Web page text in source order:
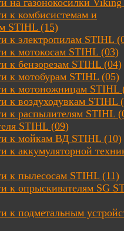
на газонокосилки
к комбисистемам и
STIHL (15)
к электропилам STIHL
к мотокосам STIHL (03)
к бензорезам STIHL (04)
к мотобурам STIHL (05)
к мотоножницам STIHL
к воздуходувкам STIHL
к распылителям STIHL
STIHL (09)
к мойкам ВД STIHL (10)
к аккумуляторной
к пылесосам STIHL (11)
к опрыскивателям SG
к подметальным